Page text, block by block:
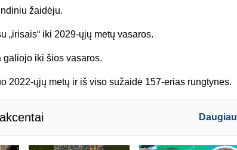
žaidėju.
„irisais“ iki 2029-ųjų metų vasaros.
galiojo iki šios vasaros.
2022-ųjų metų ir iš viso sužaidė 157-erias rungtynes.
Daugiau